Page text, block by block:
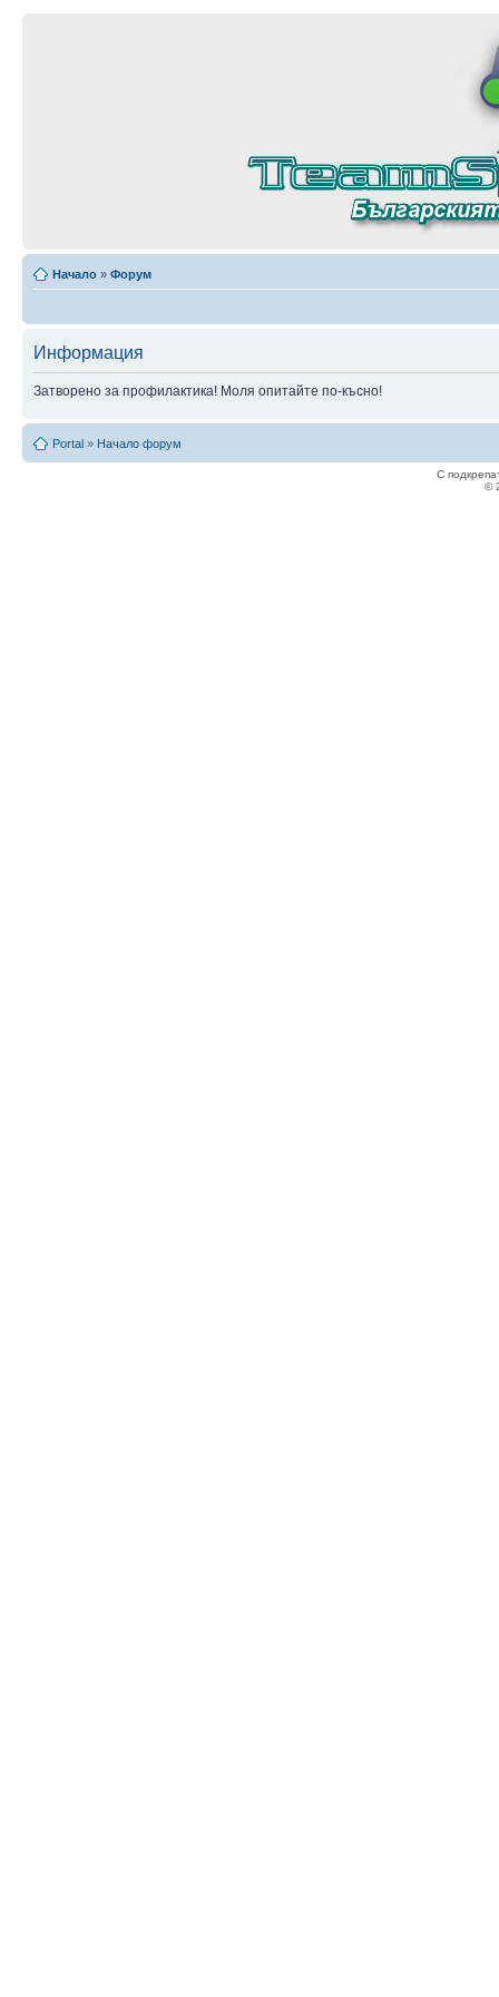
Начало » Форум
Информация
Затворено за профилактика! Моля опитайте по-късно!
Portal » Начало форум
С
©